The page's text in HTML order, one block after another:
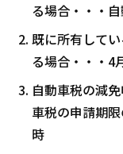
る場合・・・
既に所有して
る場合・・・4
自動車税の減
車税の申請期
時